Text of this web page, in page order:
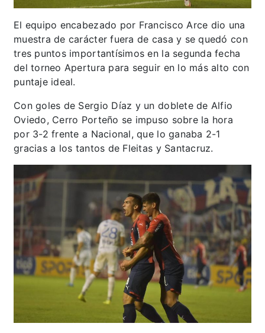
El equipo encabezado por Francisco Arce dio una
muestra de carácter fuera de casa y se quedó con
tres puntos importantísimos en la segunda fecha
del torneo Apertura para seguir en lo más alto con
puntaje ideal.
Con goles de Sergio Díaz y un doblete de Alfio
Oviedo, Cerro Porteño se impuso sobre la hora
por 3-2 frente a Nacional, que lo ganaba 2-1
gracias a los tantos de Fleitas y Santacruz.